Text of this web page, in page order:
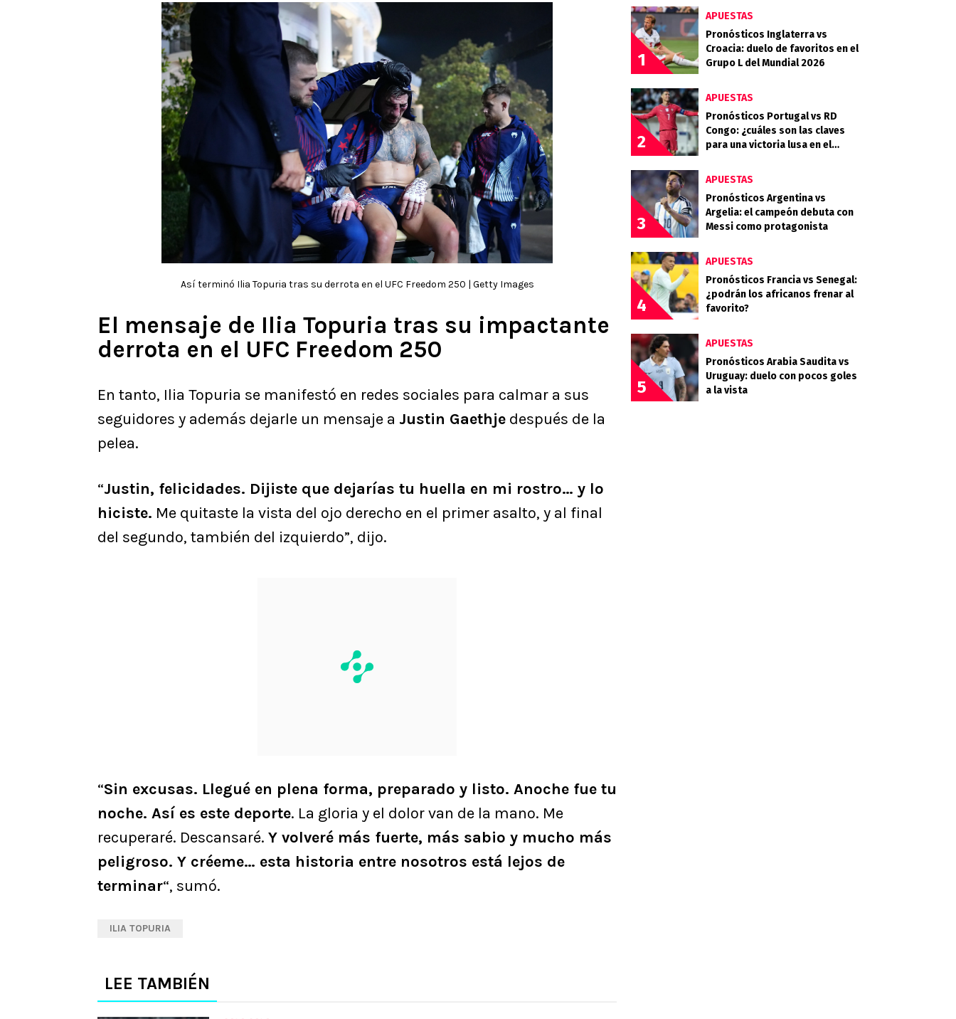
Así terminó Ilia Topuria tras su derrota en el UFC Freedom 250 | Getty Images
El mensaje de Ilia Topuria tras su impactante
derrota en el UFC Freedom 250
En tanto, Ilia Topuria se manifestó en redes sociales para calmar a sus
seguidores y además dejarle un mensaje a Justin Gaethje después de la
pelea.
“Justin, felicidades. Dijiste que dejarías tu huella en mi rostro… y lo
hiciste. Me quitaste la vista del ojo derecho en el primer asalto, y al final
del segundo, también del izquierdo”, dijo.
“Sin excusas. Llegué en plena forma, preparado y listo. Anoche fue tu
noche. Así es este deporte. La gloria y el dolor van de la mano. Me
recuperaré. Descansaré. Y volveré más fuerte, más sabio y mucho más
peligroso. Y créeme… esta historia entre nosotros está lejos de
terminar“, sumó.
ILIA TOPURIA
LEE TAMBIÉN
1
APUESTAS
Pronósticos Inglaterra vs
Croacia: duelo de favoritos en el
Grupo L del Mundial 2026
2
APUESTAS
Pronósticos Portugal vs RD
Congo: ¿cuáles son las claves
para una victoria lusa en el
3
APUESTAS
Pronósticos Argentina vs
Argelia: el campeón debuta con
Messi como protagonista
4
APUESTAS
Pronósticos Francia vs Senegal:
¿podrán los africanos frenar al
favorito?
5
APUESTAS
Pronósticos Arabia Saudita vs
Uruguay: duelo con pocos goles
a la vista